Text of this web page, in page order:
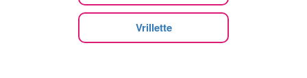
Vrillette